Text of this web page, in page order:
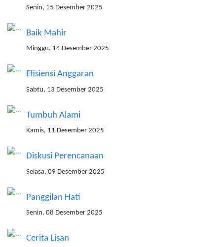
Senin, 15 Desember 2025
Baik Mahir
Minggu, 14 Desember 2025
Efisiensi Anggaran
Sabtu, 13 Desember 2025
Tumbuh Alami
Kamis, 11 Desember 2025
Diskusi Perencanaan
Selasa, 09 Desember 2025
Panggilan Hati
Senin, 08 Desember 2025
Cerita Lisan